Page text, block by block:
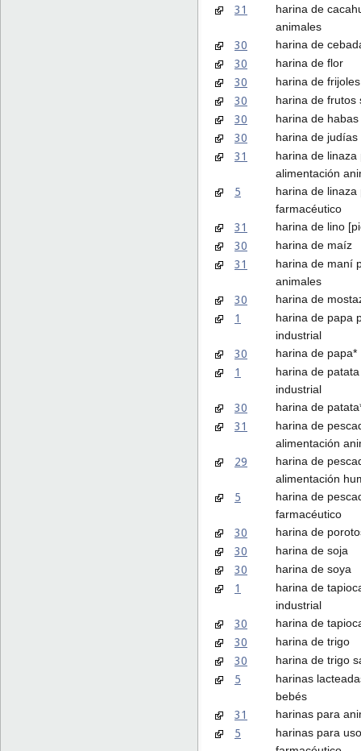
31
harina de
animales
30 harina de
30 harina de flor
30 harina de frijoles
30 harina de frutos
30 harina de habas
30 harina de judías
31
harina de linaza
alimentación
5
harina de linaza
farmacéutico
31 harina de lino
30 harina de maíz
31
harina de maní
animales
30 harina de
1
harina de papa
industrial
30 harina de papa*
1
harina de
industrial
30 harina de
31
harina de
alimentación
29
harina de
alimentación
5
harina de
farmacéutico
30 harina de
30 harina de soja
30 harina de soya
1
harina de
industrial
30 harina de
30 harina de trigo
30 harina de trigo
5
harinas
bebés
31 harinas para
5
harinas para uso